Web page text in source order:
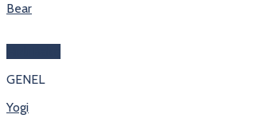
Bear
GENEL
Yogi